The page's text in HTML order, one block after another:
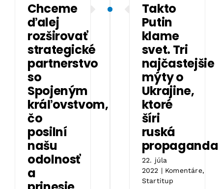
Chceme
ďalej
rozširovať
strategické
partnerstvo
so
Spojeným
kráľovstvom,
čo
posilní
našu
odolnosť
a
Takto
Putin
klame
svet. Tri
najčastejšie
mýty o
Ukrajine,
ktoré
šíri
ruská
propaganda
22. júla
2022 | Komentáre,
Startitup